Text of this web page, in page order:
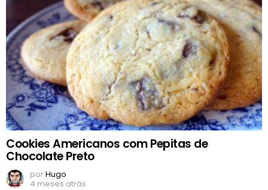
Cookies Americanos com Pepitas de
Chocolate Preto
porHugo
4 meses atrás